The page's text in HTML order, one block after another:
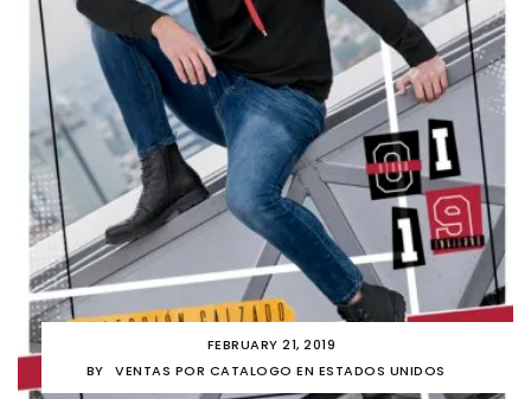
FEBRUARY 21, 2019
BY
VENTAS POR CATALOGO EN ESTADOS UNIDOS